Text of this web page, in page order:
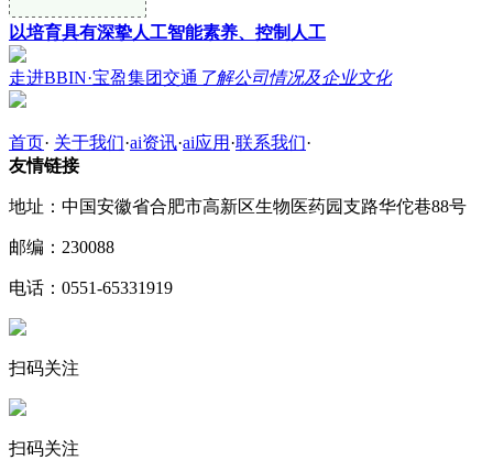
以培育具有深挚人工智能素养、控制人工
走进BBIN·宝盈集团交通 了解公司情况及企业文化
首页· 关于我们·ai资讯·ai应用 ·联系我们·
友情链接
地址：中国安徽省合肥市高新区生物医药园支路华佗巷88号
邮编：230088
电话：0551-65331919
扫码关注
扫码关注